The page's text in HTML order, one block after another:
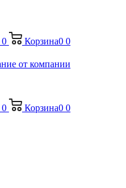
0 Корзина0 0
0 Корзина0 0